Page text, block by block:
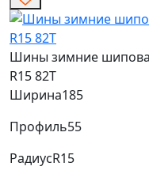
Шины зимние
R15 82T
Ширина185
Профиль55
РадиусR15